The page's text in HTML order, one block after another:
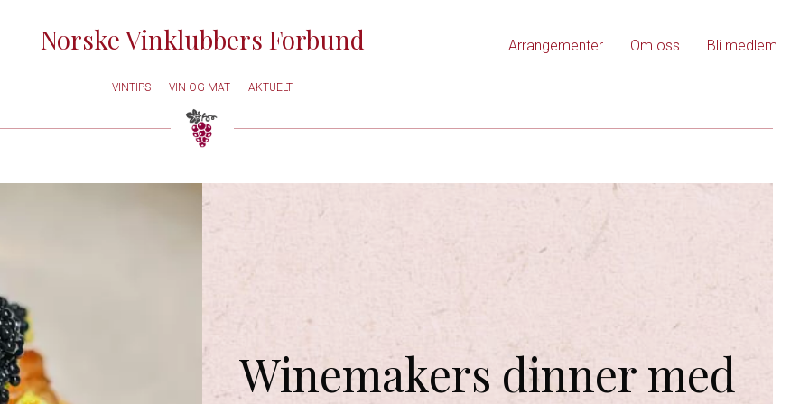
Norske Vinklubbers Forbund Arrangementer Om oss Bli medlem
VINTIPS VIN OG MAT AKTUELT
Winemakers dinner med